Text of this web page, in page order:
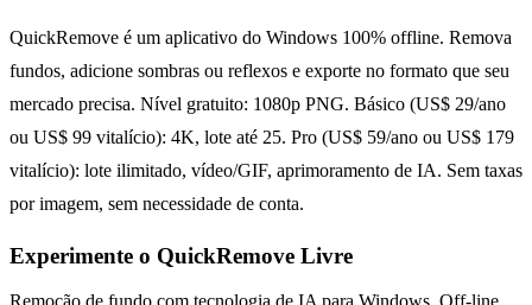
QuickRemove é um aplicativo do Windows 100% offline. Remova
fundos, adicione sombras ou reflexos e exporte no formato que seu
mercado precisa. Nível gratuito: 1080p PNG. Básico (US$ 29/ano
ou US$ 99 vitalício): 4K, lote até 25. Pro (US$ 59/ano ou US$ 179
vitalício): lote ilimitado, vídeo/GIF, aprimoramento de IA. Sem taxas
por imagem, sem necessidade de conta.
Experimente o QuickRemove Livre